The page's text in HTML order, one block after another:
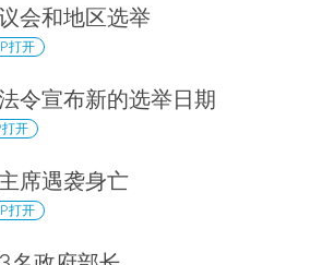
会和地区选举
打开
令宣布新的选举日期
开
席遇袭身亡
打开